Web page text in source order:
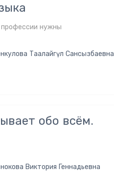
нужны
Таалайгүл Сансызбаевна
обо всём.
Виктория Геннадьевна